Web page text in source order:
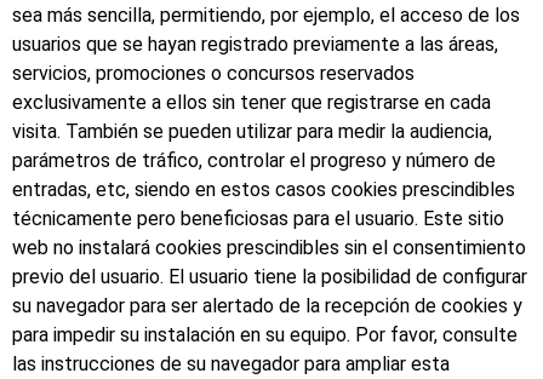
sea más sencilla, permitiendo, por ejemplo, el acceso de los
usuarios que se hayan registrado previamente a las áreas,
servicios, promociones o concursos reservados
exclusivamente a ellos sin tener que registrarse en cada
visita. También se pueden utilizar para medir la audiencia,
parámetros de tráfico, controlar el progreso y número de
entradas, etc, siendo en estos casos cookies prescindibles
técnicamente pero beneficiosas para el usuario. Este sitio
web no instalará cookies prescindibles sin el consentimiento
previo del usuario. El usuario tiene la posibilidad de configurar
su navegador para ser alertado de la recepción de cookies y
para impedir su instalación en su equipo. Por favor, consulte
las instrucciones de su navegador para ampliar esta